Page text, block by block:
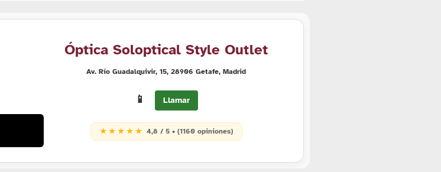
Óptica Soloptical Style Outlet
Av. Río Guadalquivir, 15, 28906 Getafe, Madrid
📱 Llamar
★ ★ ★ ★ ★ 4,8 / 5 • (1160 opiniones)